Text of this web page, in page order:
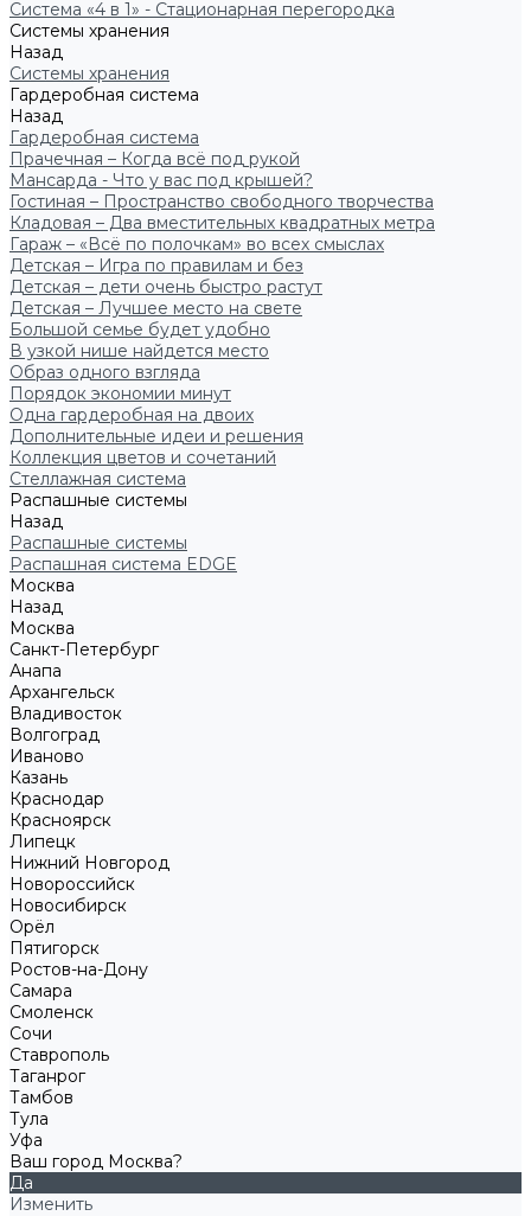
Система «4 в 1» - Стационарная перегородка
Системы хранения
Назад
Системы хранения
Гардеробная система
Назад
Гардеробная система
Прачечная – Когда всё под рукой
Мансарда - Что у вас под крышей?
Гостиная – Пространство свободного творчества
Кладовая – Два вместительных квадратных метра
Гараж – «Всё по полочкам» во всех смыслах
Детская – Игра по правилам и без
Детская – дети очень быстро растут
Детская – Лучшее место на свете
Большой семье будет удобно
В узкой нише найдется место
Образ одного взгляда
Порядок экономии минут
Одна гардеробная на двоих
Дополнительные идеи и решения
Коллекция цветов и сочетаний
Стеллажная система
Распашные системы
Назад
Распашные системы
Распашная система EDGE
Москва
Назад
Москва
Санкт-Петербург
Анапа
Архангельск
Владивосток
Волгоград
Иваново
Казань
Краснодар
Красноярск
Липецк
Нижний Новгород
Новороссийск
Новосибирск
Орёл
Пятигорск
Ростов-на-Дону
Самара
Смоленск
Сочи
Ставрополь
Таганрог
Тамбов
Тула
Уфа
Ваш город Москва?
Да
Изменить